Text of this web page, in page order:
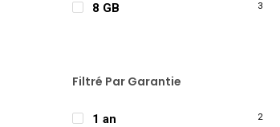
8 GB 3
Filtré Par Garantie
1 an 2